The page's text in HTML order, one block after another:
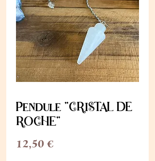
Pendule "CRISTAL DE
ROCHE"
12,50 €Prix